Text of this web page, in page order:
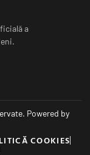
a
Powered by
COOKIES